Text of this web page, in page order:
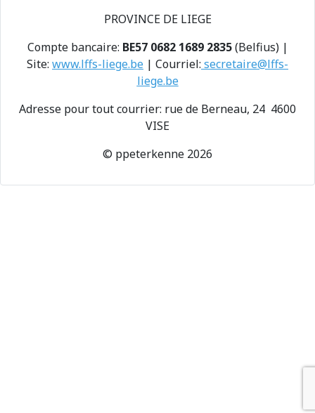
PROVINCE DE LIEGE
Compte bancaire: BE57 0682 1689 2835(Belfius) |
Site: www.lffs-liege.be | Courriel: secretaire@lffs-
liege.be
Adresse pour tout courrier: rue de Berneau, 24 4600
VISE
© ppeterkenne 2026